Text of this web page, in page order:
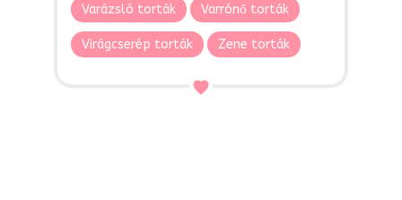
Varázsló torták Varrónő torták
Virágcserép torták Zene torták